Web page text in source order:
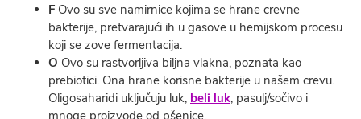
F Ovo su sve namirnice kojima se hrane crevne
bakterije, pretvarajući ih u gasove u hemijskom procesu
koji se zove fermentacija.
O Ovo su rastvorljiva biljna vlakna, poznata kao
prebiotici. Ona hrane korisne bakterije u našem crevu.
Oligosaharidi uključuju luk, beli luk, pasulj/sočivo i
mnoge proizvode od pšenice.